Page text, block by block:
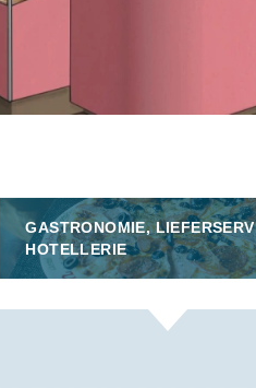
GASTRONOMIE,
HOTELLERIE